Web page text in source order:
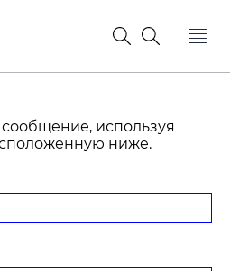
используя
ниже.